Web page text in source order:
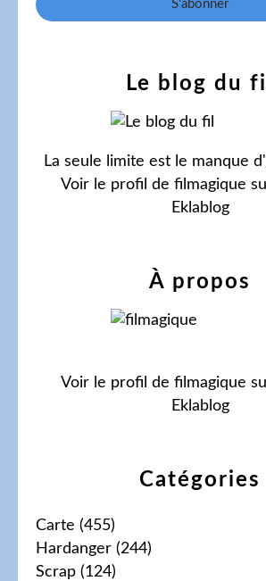
Catégories
Carte (455)
Hardanger (244)
Scrap (124)
Le blog du fil
La seule limite est le manque
Voir le profil de filmagique
Eklablog
À propos
Voir le profil de filmagique
Eklablog